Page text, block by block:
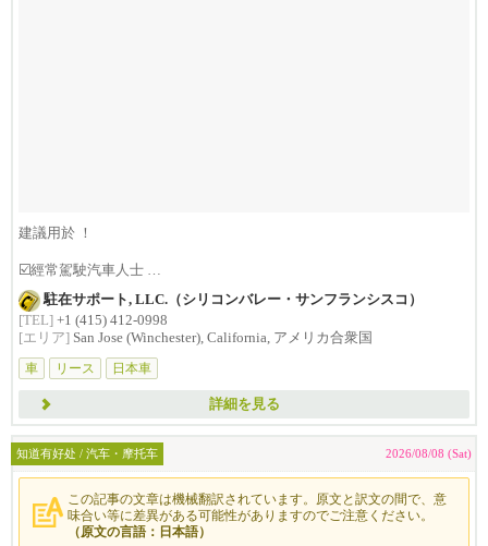
建議用於 ！
☑️經常駕駛汽車人士
☑️防止汽車內飾在陽光下過熱
☑️營造高質素...
駐在サポート, LLC.（シリコンバレー・サンフランシスコ）
[TEL] +1 (415) 412-0998
[エリア] San Jose (Winchester), California, アメリカ合衆国
車
リース 日本車
詳細を見る
知道有好处 / 汽车・摩托车 2026/08/08 (Sat)
この記事の文章は機械翻訳されています。原文と訳文の間で、意
味合い等に差異がある可能性がありますのでご注意ください。
（原文の言語：日本語）